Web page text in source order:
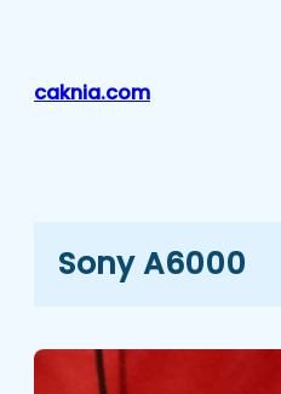
caknia.com
Sony A6000